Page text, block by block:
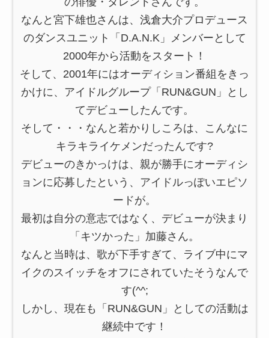
なんと宮下雄也さんは、浅倉大介プロデュース
のダンスユニット
「D.A.N.K」 メンバーとして
2000年から活動をスタート！
そして、2001年にはオーディション番組をきっ
かけに、アイドルグループ「RUN&GUN」とし
てデビューしたんです。
そして・・・なんと若かりしころは、こんなに
キラキライケメンだったんです?
デビューのきかっけは、親が勝手にオーディシ
ョンに応募したという、アイドルっぽいエピソ
ードが。
最初は自分の意志ではなく、デビューが決まり
「キツかった」加藤さん。
なんと当時は、 歌が下手すぎて、ライブ中にマ
イクのスイッチをオフにされていたそうなんで
す(^^;
しかし、現在も
「RUN&GUN」としての活動は
継続中です！